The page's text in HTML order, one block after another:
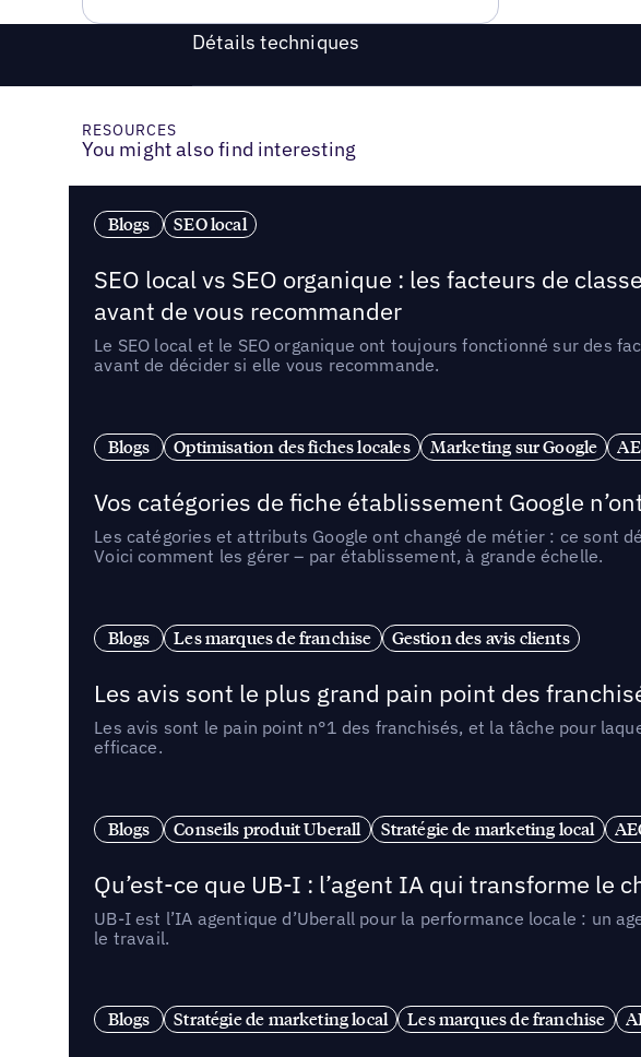
Détails techniques
RESOURCES
You might also find interesting
Blogs SEO local
SEO local vs SEO organique : les facteurs de
avant de vous recommander
Le SEO local et le SEO organique ont toujours fonctionné sur des
avant de décider si elle vous recommande.
Blogs Optimisation des fiches locales Marketing sur Google
Vos catégories de fiche établissement Google
Les catégories et attributs Google ont changé de métier : ce sont
Voici comment les gérer – par établissement, à grande échelle.
Blogs Les marques de franchise Gestion des avis clients
Les avis sont le plus grand pain point des
Les avis sont le pain point n°1 des franchisés, et la tâche pour
efficace.
Blogs Conseils produit Uberall Stratégie de marketing local
Qu’est-ce que UB-I : l’agent IA qui transforme le
UB-I est l’IA agentique d’Uberall pour la performance locale : un
le travail.
Blogs Stratégie de marketing local Les marques de franchise